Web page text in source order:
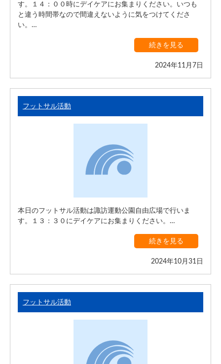
す。１４：００時にデイケアにお集まりください。いつも
と違う時間帯なので間違えないように気をつけてくださ
い。…
続きを見る
2024年11月7日
フットサル活動
本日のフットサル活動は諏訪運動公園自由広場で行いま
す。１３：３０にデイケアにお集まりください。…
続きを見る
2024年10月31日
フットサル活動